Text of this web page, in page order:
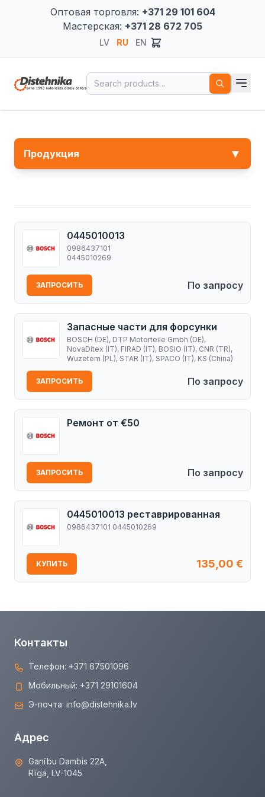
Оптовая торговля: +371 29 101 604
Мастерская: +371 28 672 705
LV RU EN
Search for:
Продукция ▼
0445010013
0986437101
0445010269
По запросу
ЗАПРОСИТЬ
Запасные части для форсунки
BOSCH (DE), DTP Motorteile Gmbh (DE),
NovaDitex (IT), FIRAD (IT), BOSIO (IT), CNR (TR),
Wuzetem (PL), STAR (IT), SPACO (IT), KS (China)
По запросу
ЗАПРОСИТЬ
Ремонт от €50
По запросу
ЗАПРОСИТЬ
0445010013 реставрированная
0986437101 0445010269
135,00 €
КУПИТЬ
Контакты
Телефон: +371 67501096
Мобильный: +371 29101604
Э-почта: info@distehnika.lv
Адрес
Ganību Dambis 22A,
Rīga, LV-1045